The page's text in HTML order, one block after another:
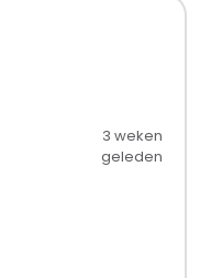
3 weken
geleden